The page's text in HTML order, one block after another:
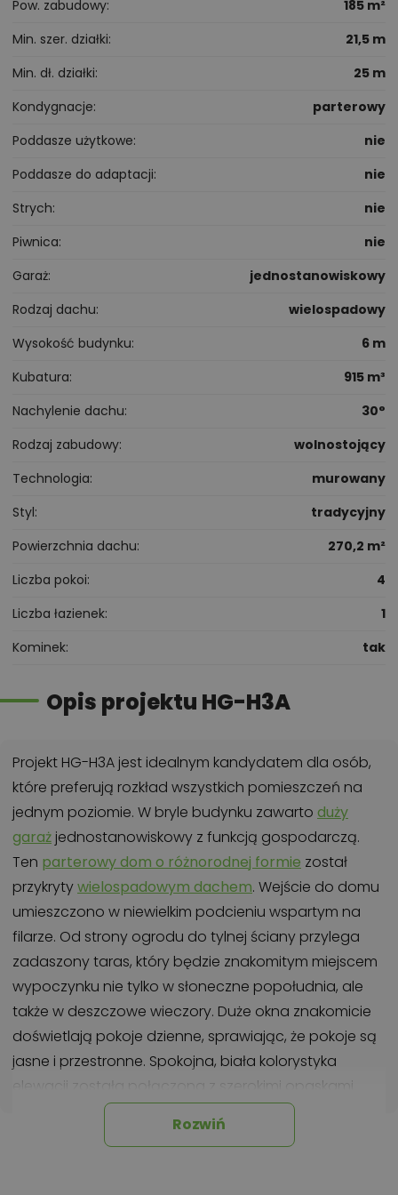
Pow. zabudowy
185 m²
Min. szer. działki
21,5 m
Min. dł. działki
25 m
Kondygnacje
parterowy
Poddasze użytkowe
nie
Poddasze do adaptacji
nie
Strych
nie
Piwnica
nie
Garaż
jednostanowiskowy
Rodzaj dachu
wielospadowy
Wysokość budynku
6 m
Kubatura
915 m³
Nachylenie dachu
30°
Rodzaj zabudowy
wolnostojący
Technologia
murowany
Styl
tradycyjny
Powierzchnia dachu
270,2 m²
Liczba pokoi
4
Liczba łazienek
1
Kominek
tak
Opis projektu HG-H3A
Projekt HG-H3A jest idealnym kandydatem dla osób,
które preferują rozkład wszystkich pomieszczeń na
jednym poziomie. W bryle budynku zawarto duży
garaż jednostanowiskowy z funkcją gospodarczą.
Ten parterowy dom o różnorodnej formie został
przykrytywielospadowym dachem. Wejście do domu
umieszczono w niewielkim podcieniu wspartym na
filarze. Od strony ogrodu do tylnej ściany przylega
zadaszony taras, który będzie znakomitym miejscem
wypoczynku nie tylko w słoneczne popołudnia, ale
także w deszczowe wieczory. Duże okna znakomicie
doświetlają pokoje dzienne, sprawiając, że pokoje są
jasne i przestronne. Spokojna, biała kolorystyka
elewacji została połączona z szerokimi opaskami
okiennymi oraz drewnianymi detalami
architektonicznymi. Oszczędny w ozdobne detale
Rozwiń